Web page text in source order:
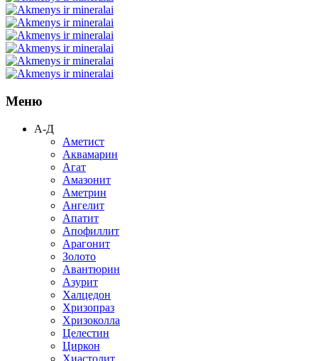
Меню
А-Д
Аметист
Аквамарин
Агат
Амазонит
Аметрин
Ангелит
Апатит
Апофиллит
Арагонит
Золото
Авантюрин
Азурит
Халцедон
Хризопраз
Хризоколла
Целестин
Циркон
Хиастолит